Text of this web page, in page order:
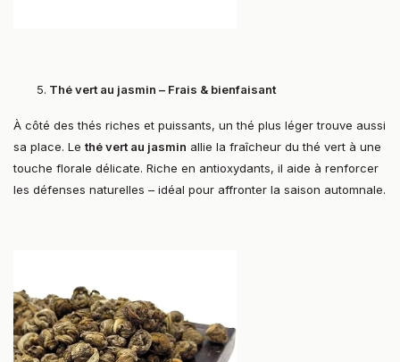
Thé vert au jasmin – Frais & bienfaisant
À côté des thés riches et puissants, un thé plus léger trouve aussi
sa place. Le thé vert au jasmin allie la fraîcheur du thé vert à une
touche florale délicate. Riche en antioxydants, il aide à renforcer
les défenses naturelles – idéal pour affronter la saison automnale.